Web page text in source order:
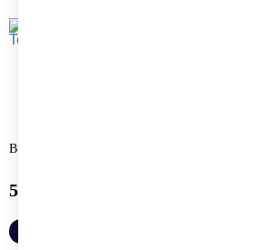
Bubble Waffle Makine Tepsisi
500.00